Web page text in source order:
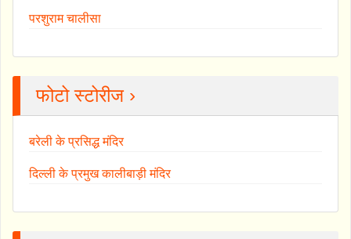
परशुराम चालीसा
फोटो स्टोरीज ›
बरेली के प्रसिद्ध मंदिर
दिल्ली के प्रमुख कालीबाड़ी मंदिर